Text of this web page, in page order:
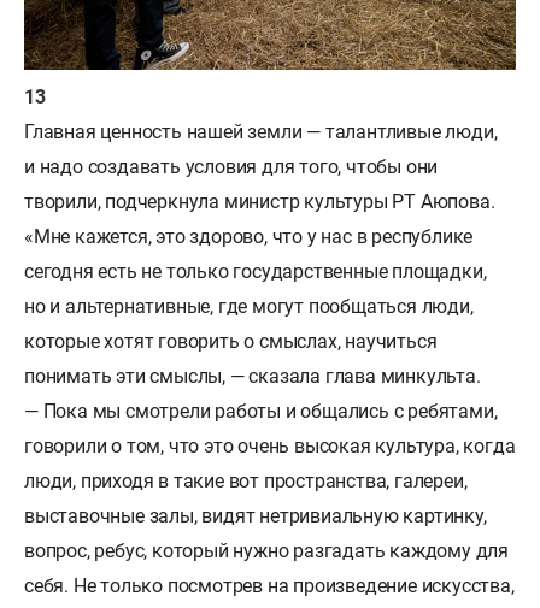
Главная ценность нашей земли — талантливые люди,
и надо создавать условия для того, чтобы они
творили, подчеркнула министр культуры РТ Аюпова.
«Мне кажется, это здорово, что у нас в республике
сегодня есть не только государственные площадки,
но и альтернативные, где могут пообщаться люди,
которые хотят говорить о смыслах, научиться
понимать эти смыслы, — сказала глава минкульта.
— Пока мы смотрели работы и общались с ребятами,
говорили о том, что это очень высокая культура, когда
люди, приходя в такие вот пространства, галереи,
выставочные залы, видят нетривиальную картинку,
вопрос, ребус, который нужно разгадать каждому для
себя. Не только посмотрев на произведение искусства,